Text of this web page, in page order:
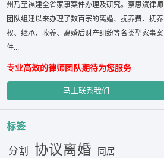
州乃至福建全省家事案件办理及研究。蔡思斌律师
团队组建以来办理了数百宗的离婚、抚养费、抚养
权、继承、收养、离婚后财产纠纷等各类型家事案
件...
专业高效的律师团队期待为您服务
马上联系我们
标签
分割 协议离婚 同居